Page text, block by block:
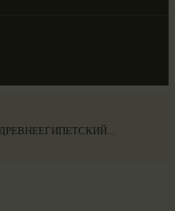
ДРЕВНЕЕГИПЕТСКИЙ...